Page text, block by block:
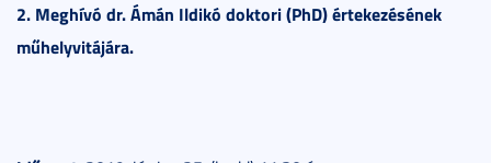
2. Meghívó dr. Ámán Ildikó doktori (PhD) értekezésének
műhelyvitájára.